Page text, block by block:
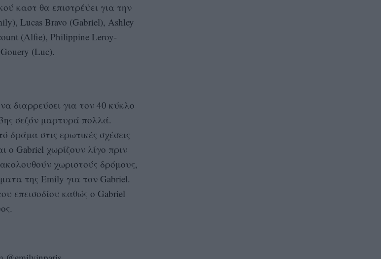
καστ θα επιστρέψει για την
Lucas Bravo (Gabriel), Ashley
(Alfie), Philippine Leroy-
(Luc).
διαρρεύσει για τον 40 κύκλο
σεζόν μαρτυρά πολλά.
δράμα στις ερωτικές σχέσεις
Gabriel χωρίζουν λίγο πριν
χωριστούς δρόμους,
της Emily για τον Gabriel.
επεισοδίου καθώς ο Gabriel